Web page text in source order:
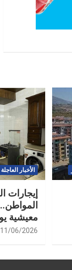
الأخبار العاجلة
إيجارات
معيشية
11/06/2026